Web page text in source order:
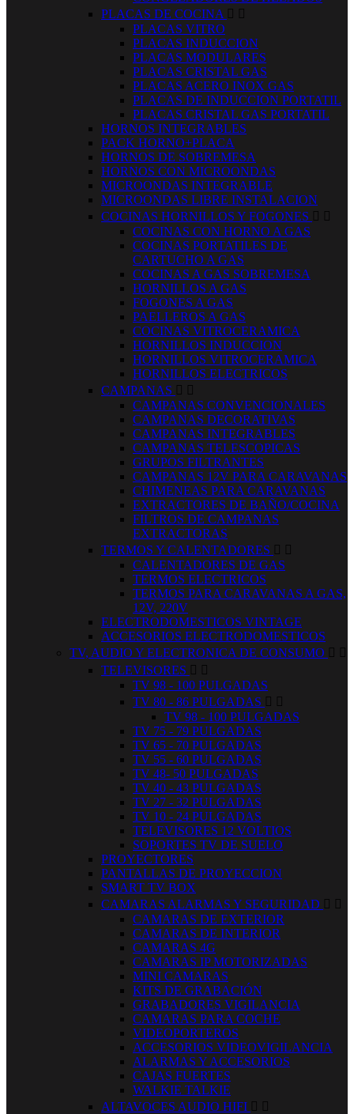
PLACAS DE COCINA  
PLACAS VITRO
PLACAS INDUCCION
PLACAS MODULARES
PLACAS CRISTAL GAS
PLACAS ACERO INOX GAS
PLACAS DE INDUCCION PORTATIL
PLACAS CRISTAL GAS PORTATIL
HORNOS INTEGRABLES
PACK HORNO+PLACA
HORNOS DE SOBREMESA
HORNOS CON MICROONDAS
MICROONDAS INTEGRABLE
MICROONDAS LIBRE INSTALACION
COCINAS HORNILLOS Y FOGONES  
COCINAS CON HORNO A GAS
COCINAS PORTATILES DE
CARTUCHO A GAS
COCINAS A GAS SOBREMESA
HORNILLOS A GAS
FOGONES A GAS
PAELLEROS A GAS
COCINAS VITROCERAMICA
HORNILLOS INDUCCION
HORNILLOS VITROCERAMICA
HORNILLOS ELECTRICOS
CAMPANAS  
CAMPANAS CONVENCIONALES
CAMPANAS DECORATIVAS
CAMPANAS INTEGRABLES
CAMPANAS TELESCOPICAS
GRUPOS FILTRANTES
CAMPANAS 12V PARA CARAVANAS
CHIMENEAS PARA CARAVANAS
EXTRACTORES DE BAÑO/COCINA
FILTROS DE CAMPANAS
EXTRACTORAS
TERMOS Y CALENTADORES  
CALENTADORES DE GAS
TERMOS ELECTRICOS
TERMOS PARA CARAVANAS A GAS,
12V, 220V
ELECTRODOMESTICOS VINTAGE
ACCESORIOS ELECTRODOMESTICOS
TV, AUDIO Y ELECTRONICA DE CONSUMO  
TELEVISORES  
TV 98 - 100 PULGADAS
TV 80 - 86 PULGADAS  
TV 98 - 100 PULGADAS
TV 75 - 79 PULGADAS
TV 65 - 70 PULGADAS
TV 55 - 60 PULGADAS
TV 48- 50 PULGADAS
TV 40 - 43 PULGADAS
TV 27 - 32 PULGADAS
TV 10 - 24 PULGADAS
TELEVISORES 12 VOLTIOS
SOPORTES TV DE SUELO
PROYECTORES
PANTALLAS DE PROYECCION
SMART TV BOX
CAMARAS ALARMAS Y SEGURIDAD  
CAMARAS DE EXTERIOR
CAMARAS DE INTERIOR
CAMARAS 4G
CAMARAS IP MOTORIZADAS
MINI CAMARAS
KITS DE GRABACIÓN
GRABADORES VIGILANCIA
CAMARAS PARA COCHE
VIDEOPORTEROS
ACCESORIOS VIDEOVIGILANCIA
ALARMAS Y ACCESORIOS
CAJAS FUERTES
WALKIE TALKIE
ALTAVOCES AUDIO HIFI  